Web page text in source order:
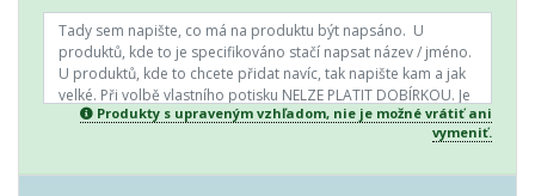
Produkty s upraveným vzhľadom, nie je možné vrátiť ani
vymeniť.